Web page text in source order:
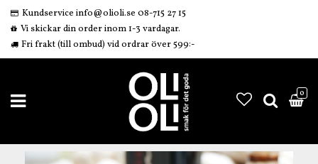
Kundservice info@olioli.se 08-715 27 15
Vi skickar din order inom 1-3 vardagar.
Fri frakt (till ombud) vid ordrar över 599:-
0